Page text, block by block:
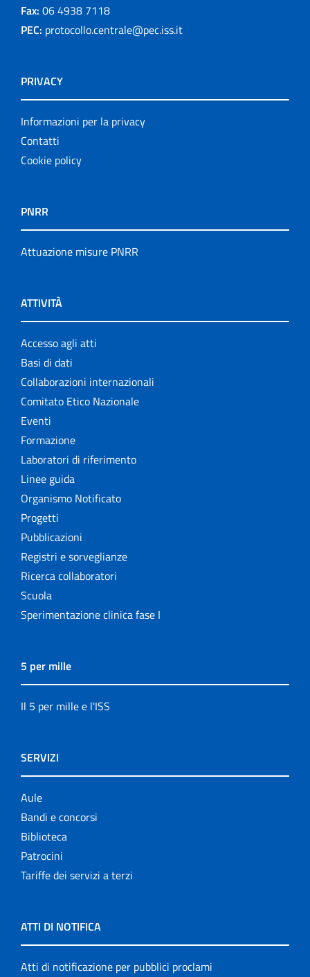
Fax: 06 4938 7118
PEC: protocollo.centrale@pec.iss.it
PRIVACY
Informazioni per la privacy
Contatti
Cookie policy
PNRR
Attuazione misure PNRR
ATTIVITÀ
Accesso agli atti
Basi di dati
Collaborazioni internazionali
Comitato Etico Nazionale
Eventi
Formazione
Laboratori di riferimento
Linee guida
Organismo Notificato
Progetti
Pubblicazioni
Registri e sorveglianze
Ricerca collaboratori
Scuola
Sperimentazione clinica fase I
5 per mille
Il 5 per mille e l'ISS
SERVIZI
Aule
Bandi e concorsi
Biblioteca
Patrocini
Tariffe dei servizi a terzi
ATTI DI NOTIFICA
Atti di notificazione per pubblici proclami